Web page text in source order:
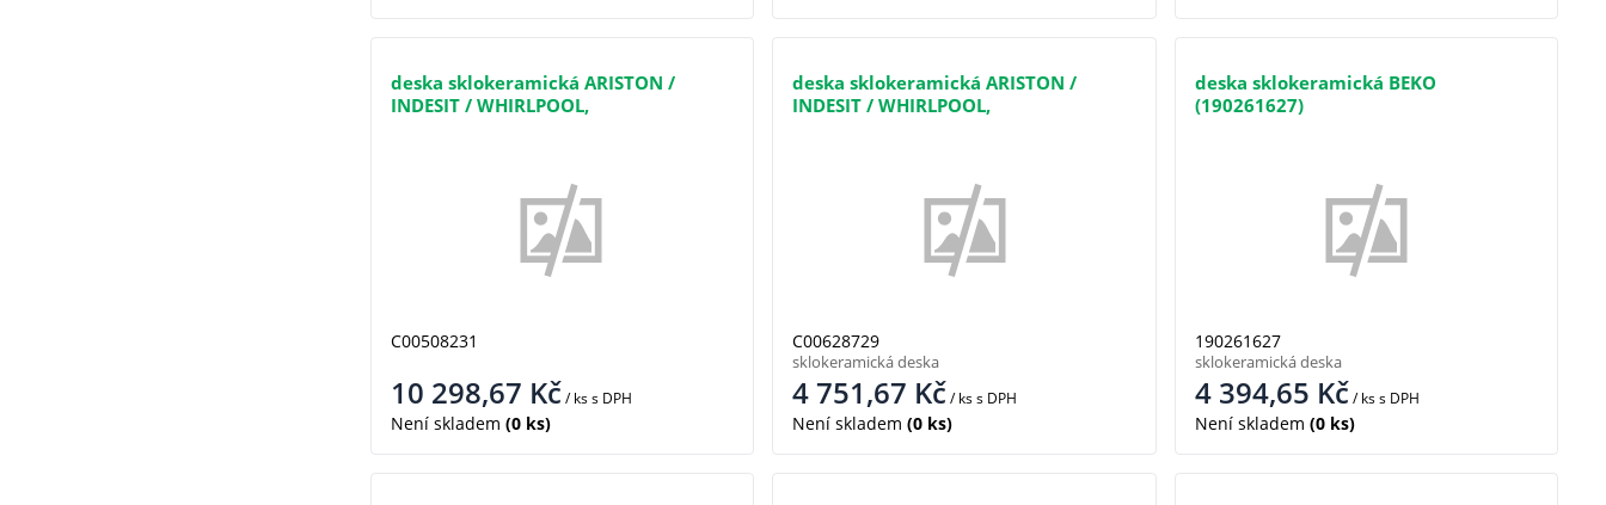
deska sklokeramická ARISTON /
INDESIT / WHIRLPOOL,
C00508231
10 298,67 Kč/ kss DPH
Není skladem (0 ks)
deska sklokeramická ARISTON /
INDESIT / WHIRLPOOL,
C00628729
4 751,67 Kč/ kss DPH
Není skladem (0 ks)
sklokeramická deska
deska sklokeramická BEKO
(190261627)
190261627
4 394,65 Kč/ kss DPH
Není skladem (0 ks)
sklokeramická deska